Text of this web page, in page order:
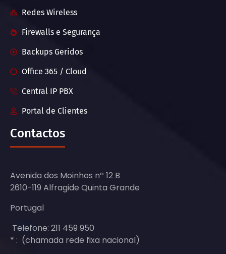
Redes Wireless
Firewalls e Segurança
Backups Geridos
Office 365 / Cloud
Central IP PBX
Portal de Clientes
Contactos
Avenida dos Moinhos nº 12 B
2610-119 Alfragide Quinta Grande
Portugal
Telefone: 211 459 950
* : (chamada rede fixa nacional)